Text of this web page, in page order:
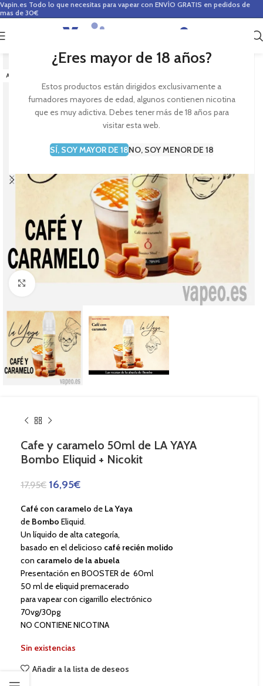
¿Eres mayor de 18 años?
Estos productos están dirigidos exclusivamente a
fumadores mayores de edad, algunos contienen nicotina
que es muy adictiva. Debes tener más de 18 años para
visitar esta web.
SÍ, SOY MAYOR DE 18NO, SOY MENOR DE 18
Vapin.es Todo lo que necesitas para vapear con ENVÍO GRATIS en pedidos de
mas de 30€
0
AGOTADO
Haga Click para agrandar
Cafe y caramelo 50ml de LA YAYA
Bombo Eliquid + Nicokit
17,95€ 16,95€
Café con caramelo de La Yaya
de Bombo Eliquid.
Un líquido de alta categoría,
basado en el delicioso café recién molido
con caramelo de la abuela
Presentación en BOOSTER de 60ml
50 ml de eliquid premacerado
para vapear con cigarrillo electrónico
70vg/30pg
NO CONTIENE NICOTINA
Sin existencias
Añadir a la lista de deseos